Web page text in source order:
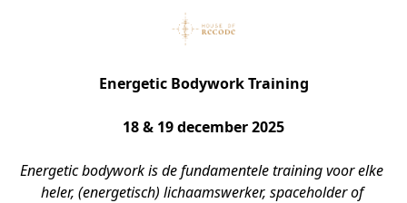
Energetic Bodywork Training
18 & 19 december 2025
Energetic bodywork is de fundamentele training voor elke
heler, (energetisch) lichaamswerker, spaceholder of